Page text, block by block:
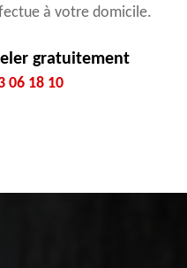
à votre domicile.
gratuitement
06 18 10